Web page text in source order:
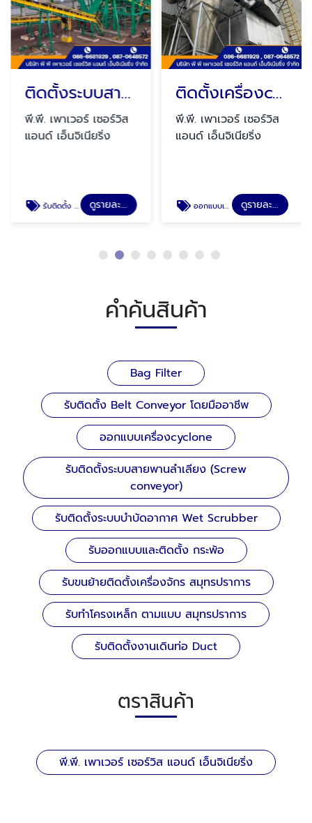
ติดตั้งระบบสายพานลำเลียง Belt Conveyor
พี.พี. เพาเวอร์ เซอร์วิส
แอนด์ เอ็นจิเนียริ่ง
รับติดตั้ง Belt Conveyor โดยมืออาชีพ ดูรายละเอียด
ติดตั้งเครื่องcyclone
พี.พี. เพาเวอร์ เซอร์วิส
แอนด์ เอ็นจิเนียริ่ง
ออกแบบเครื่องcyclone ดูรายละเอียด
คำค้นสินค้า
Bag Filter
รับติดตั้ง Belt Conveyor โดยมืออาชีพ
ออกแบบเครื่องcyclone
รับติดตั้งระบบสายพานลำเลียง (Screw
conveyor)
รับติดตั้งระบบบำบัดอากาศ Wet Scrubber
รับออกแบบและติดตั้ง กระพ้อ
รับขนย้ายติดตั้งเครื่องจักร สมุทรปราการ
รับทําโครงเหล็ก ตามแบบ สมุทรปราการ
รับติดตั้งงานเดินท่อ Duct
ตราสินค้า
พี.พี. เพาเวอร์ เซอร์วิส แอนด์ เอ็นจิเนียริ่ง